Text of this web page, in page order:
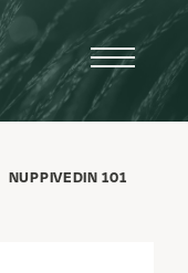
NUPPIVEDIN 101